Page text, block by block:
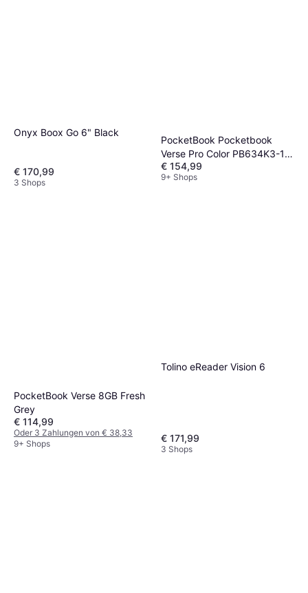
Onyx Boox Go 6" Black
€ 170,99
3 Shops
PocketBook Pocketbook
Verse Pro Color PB634K3-1-
WW-B
€ 154,99
9+ Shops
PocketBook Verse 8GB Fresh
Grey
€ 114,99
Oder 3 Zahlungen von € 38,33
9+ Shops
Tolino eReader Vision 6
€ 171,99
3 Shops